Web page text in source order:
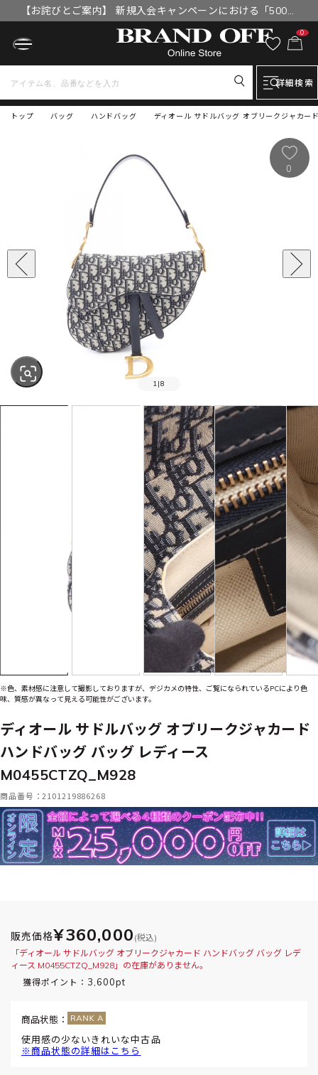
【お詫びとご案内】 新規入会キャンペーンにおける「500円
OFFクーポン」付与漏れと補填について
0
詳細検索
トップ ディオール サドルバッグ オブリークジャカ
バッグ ハンドバッグ
SOLD OUT
1 |8
0
※色、素材感に注意して撮影しておりますが、デジカメの特性、ご覧になられているPCにより色
味、質感が異なって見える可能性がございます。
ディオール サドルバッグ オブリークジャカード
ハンドバッグ バッグ レディース
M0455CTZQ_M928
商品番号：2101219886268
販売価格¥360,000 (税込)
「ディオール サドルバッグ オブリークジャカード ハンドバッグ バッグ レデ
ィース M0455CTZQ_M928」の在庫がありません。
獲得ポイント： 3,600pt
商品状態：
使用感の少ないきれいな中古品
※商品状態の詳細はこちら